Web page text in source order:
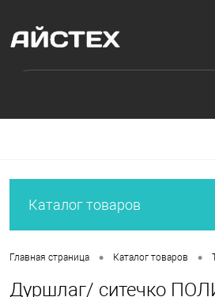
Каталог товаров
Главная страница • Каталог товаров •
Дуршлаг/ ситечко